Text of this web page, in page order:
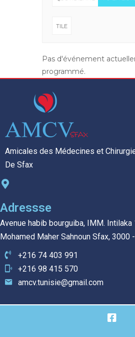
TILE
Pas d'événement
programmé.
Amicales des Médecines et
De Sfax
Adressse
Avenue habib bourguiba, IMM.
Mohamed Maher Sahnoun Sfax, 3000
+216 74 403 991
+216 98 415 570
amcv.tunisie@gmail.com